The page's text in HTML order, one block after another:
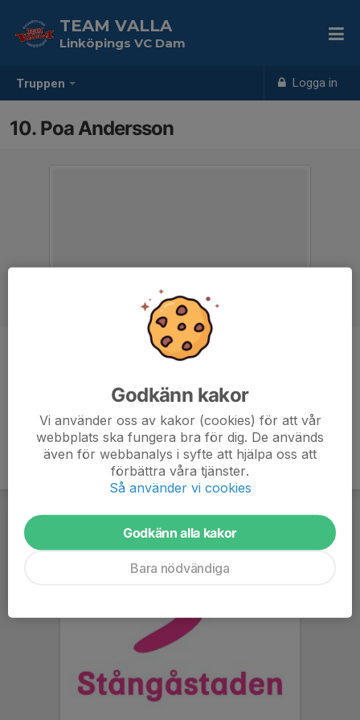
Truppen Logga in
TEAM VALLA
Linköpings VC Dam
10. Poa Andersson
Spiker
Godkänn kakor
Vi använder oss av kakor (cookies) för att vår
webbplats ska fungera bra för dig. De används
även för webbanalys i syfte att hjälpa oss att
förbättra våra tjänster.
Så använder vi cookies
Godkänn alla kakor
Bara nödvändiga